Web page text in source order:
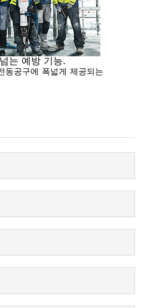
는 예방 기능.
공구에 폭넓게 제공되는